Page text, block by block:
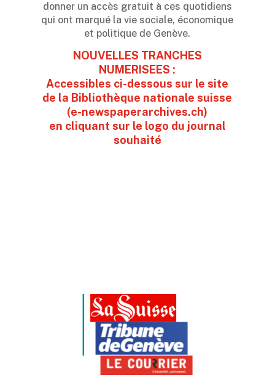
donner un accès gratuit à ces quotidiens
qui ont marqué la vie sociale, économique
et politique de Genève.
NOUVELLES TRANCHES
NUMERISEES :
Accessibles ci-dessous sur le site
de la Bibliothèque nationale suisse
(e-newspaperarchives.ch)
en cliquant sur le logo du journal
souhaité